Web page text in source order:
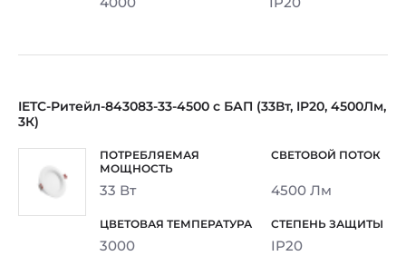
IETC-Ритейл-843083-33-4500 с БАП (33Вт, IP20, 4500Лм,
3К)
33 Вт 4500 Лм
3000 IP20